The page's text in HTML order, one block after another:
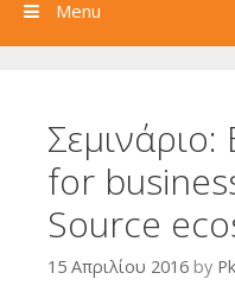
Menu
for
Source
15 Απριλίου 2016 by